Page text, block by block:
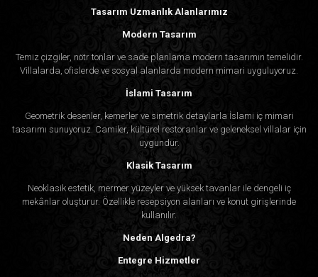
Tasarım Uzmanlık Alanlarımız
Modern Tasarım
Temiz çizgiler, nötr tonlar ve sade planlama modern tasarımın temelidir.
Villalarda, ofislerde ve sosyal alanlarda modern mimari uyguluyoruz.
İslami Tasarım
Geometrik desenler, kemerler ve simetrik detaylarla İslami iç mimari
tasarımı sunuyoruz. Camiler, kültürel restoranlar ve geleneksel villalar için
uygundur.
Klasik Tasarım
Neoklasik estetik, mermer yüzeyler ve yüksek tavanlar ile dengeli iç
mekânlar oluşturur. Özellikle resepsiyon alanları ve konut girişlerinde
kullanılır.
Neden Algedra?
Entegre Hizmetler